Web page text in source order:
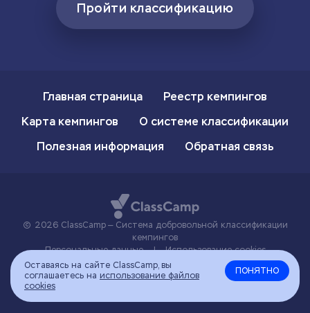
Пройти классификацию
Главная страница
Реестр кемпингов
Карта кемпингов
О системе классификации
Полезная информация
Обратная связь
2026 ClassCamp — Система добровольной классификации
кемпингов
Персональные данные
| Использование cookies
Оставаясь на сайте ClassCamp, вы
соглашаетесь на использование файлов
cookies
ПОНЯТНО